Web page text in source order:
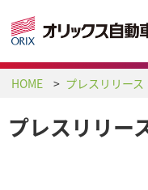
HOME プレスリリース
プレスリリー